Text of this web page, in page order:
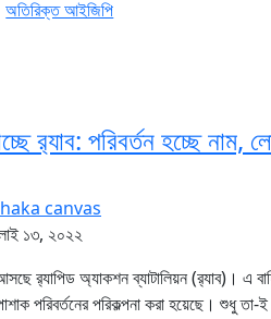
র‌্যাব: পরিবর্তন হচ্ছে নাম,
canvas
১৩, ২০২২
র‌্যাপিড অ্যাকশন ব্যাটালিয়ন (র‌্যাব)। এ
পরিবর্তনের পরিকল্পনা করা হয়েছে। শুধু তা-